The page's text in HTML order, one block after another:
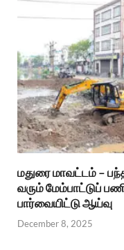
மதுரை மாவட்டம் –
வரும் மேம்பாட்டுப்
பார்வையிட்டு ஆய்வு
December 8, 2025